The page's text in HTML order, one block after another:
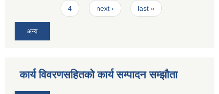
4 next › last »
अन्य
कार्य विवरणसहितको कार्य सम्पादन सम्झौता